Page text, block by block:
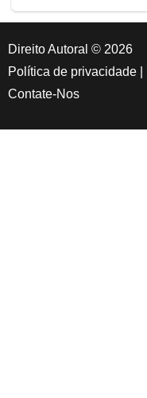
Direito Autoral © 2026
Política de privacidade
Contate-Nos